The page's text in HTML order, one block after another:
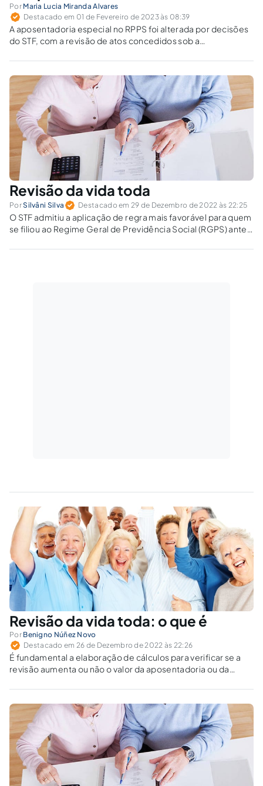
Por Maria Lucia Miranda Alvares
Destacado em 01 de Fevereiro de 2023 às 08:39
A aposentadoria especial no RPPS foi alterada por decisões
do STF, com a revisão de atos concedidos sob a
Revisão da vida toda
PorSilvâni Silva Destacado em 29 de Dezembro de 2022 às 22:25
O STF admitiu a aplicação de regra mais favorável para quem
se filiou ao Regime Geral de Previdência Social (RGPS) antes
Revisão da vida toda: o que é
Por Benigno Núñez Novo
Destacado em 26 de Dezembro de 2022 às 22:26
É fundamental a elaboração de cálculos para verificar se a
revisão aumenta ou não o valor da aposentadoria ou da